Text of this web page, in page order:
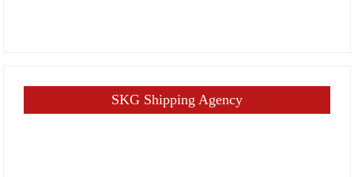
SKG Shipping Agency